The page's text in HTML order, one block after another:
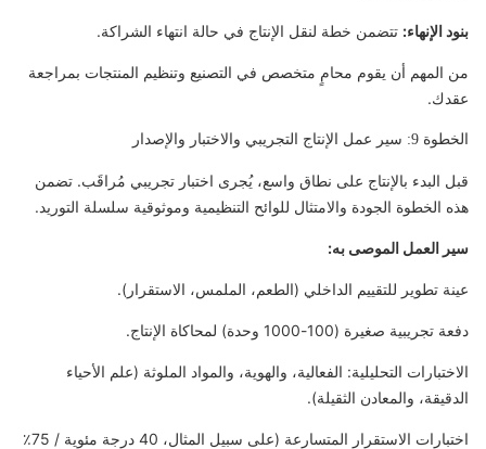
بنود الإنهاء: تتضمن خطة لنقل الإنتاج في حالة انتهاء الشراكة.
من المهم أن يقوم محامٍ متخصص في التصنيع وتنظيم المنتجات بمراجعة
عقدك.
الخطوة 9: سير عمل الإنتاج التجريبي والاختبار والإصدار
قبل البدء بالإنتاج على نطاق واسع، يُجرى اختبار تجريبي مُراقَب. تضمن
هذه الخطوة الجودة والامتثال للوائح التنظيمية وموثوقية سلسلة التوريد.
سير العمل الموصى به:
عينة تطوير للتقييم الداخلي (الطعم، الملمس، الاستقرار).
دفعة تجريبية صغيرة (100-1000 وحدة) لمحاكاة الإنتاج.
الاختبارات التحليلية: الفعالية، والهوية، والمواد الملوثة (علم الأحياء
الدقيقة، والمعادن الثقيلة).
اختبارات الاستقرار المتسارعة (على سبيل المثال، 40 درجة مئوية / 75٪